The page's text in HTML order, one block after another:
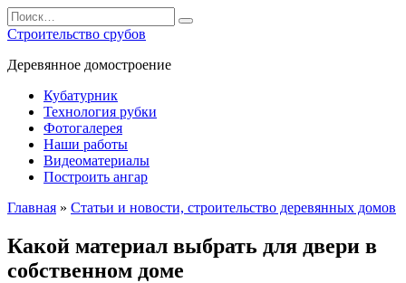
Перейти
к
содержанию
Search
for:
Строительство срубов
Деревянное домостроение
Кубатурник
Технология рубки
Фотогалерея
Наши работы
Видеоматериалы
Построить ангар
Главная » Статьи и новости, строительство деревянных домов
Какой материал выбрать для двери в
собственном доме